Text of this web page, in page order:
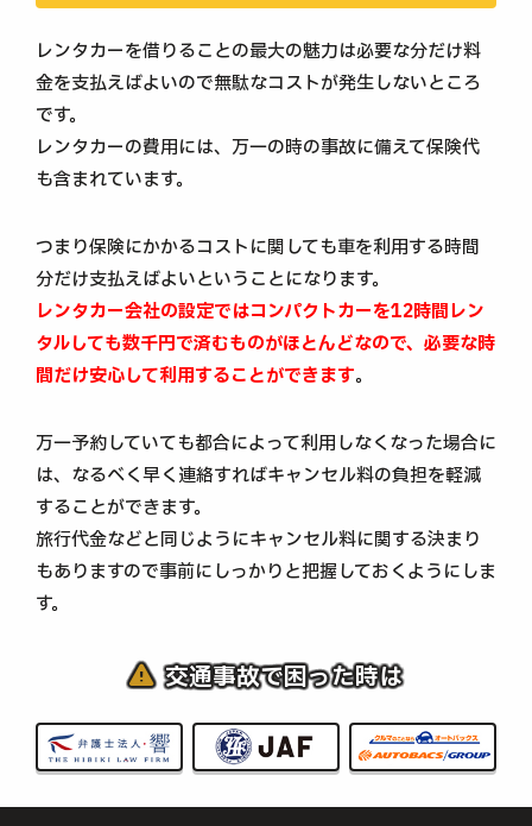
レンタカーを借りることの最大の魅力は必要な分だけ料
金を支払えばよいので無駄なコストが発生しないところ
です。
レンタカーの費用には、万一の時の事故に備えて保険代
も含まれています。
つまり保険にかかるコストに関しても車を利用する時間
分だけ支払えばよいということになります。
レンタカー会社の設定ではコンパクトカーを12時間レン
タルしても数千円で済むものがほとんどなので、必要な時
間だけ安心して利用することができます。
万一予約していても都合によって利用しなくなった場合に
は、なるべく早く連絡すればキャンセル料の負担を軽減
することができます。
旅行代金などと同じようにキャンセル料に関する決まり
もありますので事前にしっかりと把握しておくようにしま
す。
交通事故で困った時は